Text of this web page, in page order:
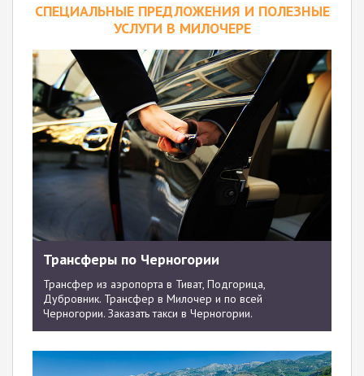
CПЕЦИАЛЬНЫЕ ПРЕДЛОЖЕНИЯ И ПОЛЕЗНЫЕ
УСЛУГИ В МИЛОЧЕРЕ
Трансферы по Черногории
Трансфер из аэропорта в Тиват, Подгорица,
Дубровник. Трансфер в Милочер и по всей
Черногории. Заказать такси в Черногории.